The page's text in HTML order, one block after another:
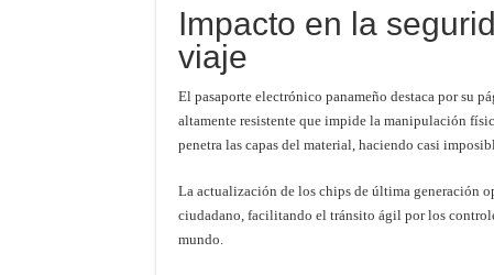
Impacto en la
viaje
El pasaporte electrónico panameño destaca por su
altamente resistente que impide la manipulación
penetra las capas del material, haciendo casi
La actualización de los chips de última generación
ciudadano, facilitando el tránsito ágil por los
mundo.